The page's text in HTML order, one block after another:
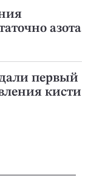
азота
первый
кисти